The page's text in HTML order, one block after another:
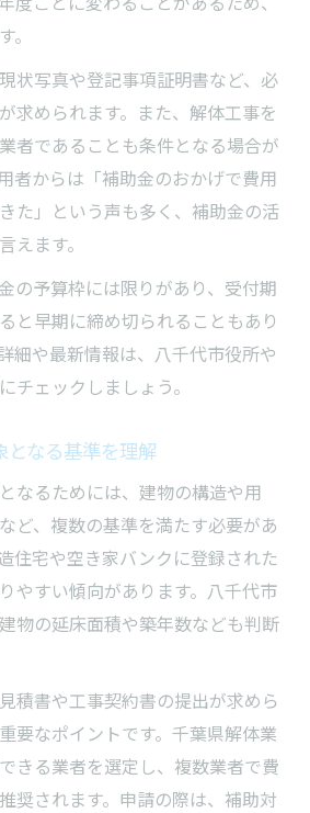
。
状写真や登記事項証明書など、必
求められます。また、解体工事を
者であることも条件となる場合が
者からは「補助金のおかげで費用
た」という声も多く、補助金の活
えます。
の予算枠には限りがあり、受付期
と早期に締め切られることもあり
細や最新情報は、八千代市役所や
チェックしましょう。
となる基準を理解
なるためには、建物の構造や用
ど、複数の基準を満たす必要があ
住宅や空き家バンクに登録された
やすい傾向があります。八千代市
物の延床面積や築年数なども判断
積書や工事契約書の提出が求めら
要なポイントです。千葉県解体業
きる業者を選定し、複数業者で費
奨されます。申請の際は、補助対